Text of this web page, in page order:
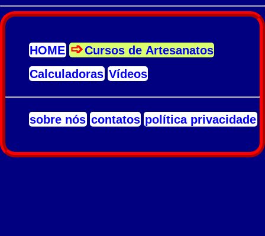
HOME
Cursos de Artesanatos
Calculadoras Vídeos
sobre nós contatos política privacidade